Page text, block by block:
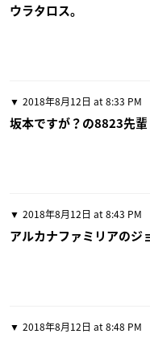
ウラタロス。
2018年8月12日 at 8:33 PM
坂本ですが？の8823先輩
2018年8月12日 at 8:43 PM
アルカナファミリアのジ
2018年8月12日 at 8:48 PM